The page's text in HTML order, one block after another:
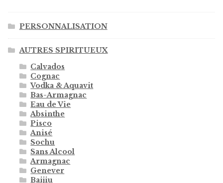
PERSONNALISATION
AUTRES SPIRITUEUX
Calvados
Cognac
Vodka & Aquavit
Bas-Armagnac
Eau de Vie
Absinthe
Pisco
Anisé
Sochu
Sans Alcool
Armagnac
Genever
Baijiu